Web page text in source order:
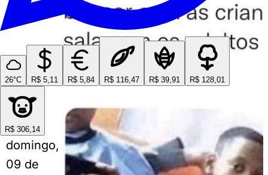
26°C R$ 5,11 R$ 5,84 R$ 116,47 R$ 39,91 R$ 128,01
R$ 306,14
domingo,
09 de